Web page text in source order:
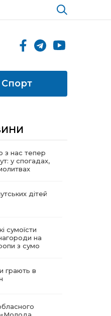
Спорт
з нас тепер
у спогадах,
дітей
сумоїсти
на
з сумо
грають в